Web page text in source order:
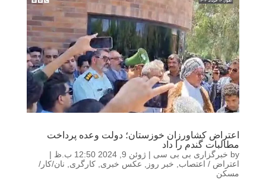
اعتراض کشاورزان خوزستان؛ دولت وعده پرداخت‌
مطالبات گندم را داد
by خبرگزاری بی بی سی | ژوئن 9, 2024 12:50 ب.ظ
|
اعتراض / اعتصاب
خبر روز عکس خبری کارگری
نان/کار/
مسکن